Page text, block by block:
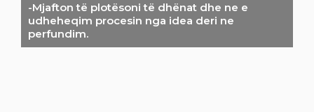
-Mjafton të plotësoni të dhënat dhe ne e
udheheqim procesin nga idea deri ne
perfundim.